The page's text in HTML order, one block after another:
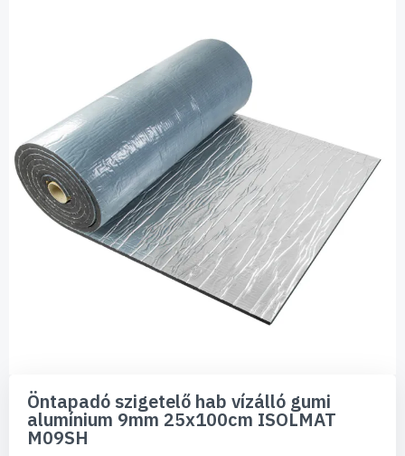
képgaléria
elejére
Öntapadó szigetelő hab vízálló gumi
alumínium 9mm 25x100cm ISOLMAT
M09SH